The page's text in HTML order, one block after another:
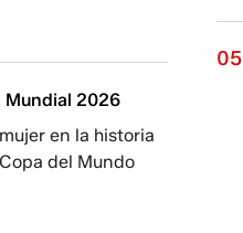
Mundial 2026
en la historia
del Mundo
05